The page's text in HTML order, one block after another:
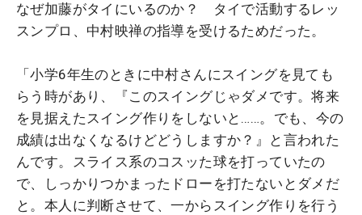
なぜ加藤がタイにいるのか？ タイで活動するレッ
スンプロ、中村映禅の指導を受けるためだった。
「小学6年生のときに中村さんにスイングを見ても
らう時があり、『このスイングじゃダメです。将来
を見据えたスイング作りをしないと……。でも、今の
成績は出なくなるけどどうしますか？』と言われた
んです。スライス系のコスッた球を打っていたの
で、しっかりつかまったドローを打たないとダメだ
と。本人に判断させて、一からスイング作りを行う